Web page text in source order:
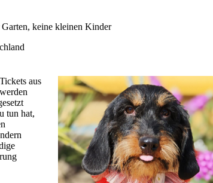
keine kleinen Kinder
aus
tun hat,